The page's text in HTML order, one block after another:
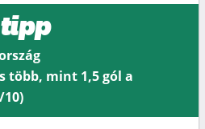
tipp
több, mint 1,5 gól a